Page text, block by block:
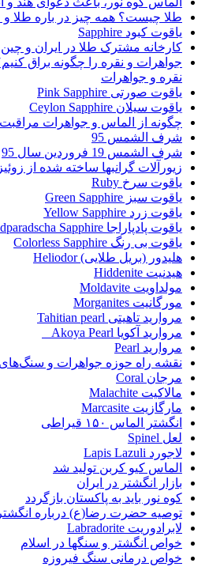
طلا چیست؟ همه چیز در باره طلا و
یاقوت کبود Sapphire
کارخانه‌ مشترک طلا در ایران و چین
جواهرات و نقره را چگونه براق
نقره و جواهرات
یاقوت صورتی Pink Sapphire
یاقوت سیلان Ceylon Sapphire
چگونه از الماس و جواهرات
شرف الشمس 95
شرف الشمس 19 فروردین سال 95
زیورآلات گرانبها ساخته شده از
یاقوت سرخ Ruby
یاقوت سبز Green Sapphire
یاقوت زرد Yellow Sapphire
یاقوت پادپاراجا Padparadscha Sapphire
یاقوت بی رنگ Colorless Sapphire
هلیدور (بریل طلایی) Heliodor
هیدنیت Hiddenite
مولداویت Moldavite
مورگانیت Morganites
مروارید تاهیتی Tahitian pearl
مروارید آکویا Akoya Pearl
مروارید Pearl
نقشه راه حوزه جواهرات و
مرجان Coral
مالاکیت Malachite
مارگازیت Marcasite
انگشتر الماس ۱۵۰ قیراطی
لعل Spinel
لاجورد Lapis Lazuli
الماس کیو کربن تولید شد
بازار انگشتر در ایران
کوه نور باید به پاکستان بازگردد
توصیه حضرت رضا(ع) درباره
لابرادوریت Labradorite
خواص انگشتر و سنگها در اسلام
خواص درمانی سنگ فیروزه